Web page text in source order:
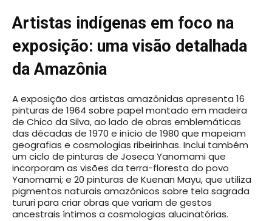
Artistas indígenas em foco na
exposição: uma visão detalhada
da Amazônia
A exposição dos artistas amazônidas apresenta 16
pinturas de 1964 sobre papel montado em madeira
de Chico da Silva, ao lado de obras emblemáticas
das décadas de 1970 e início de 1980 que mapeiam
geografias e cosmologias ribeirinhas. Inclui também
um ciclo de pinturas de Joseca Yanomami que
incorporam as visões da terra-floresta do povo
Yanomami; e 20 pinturas de Kuenan Mayu, que utiliza
pigmentos naturais amazônicos sobre tela sagrada
tururi para criar obras que variam de gestos
ancestrais íntimos a cosmologias alucinatórias.